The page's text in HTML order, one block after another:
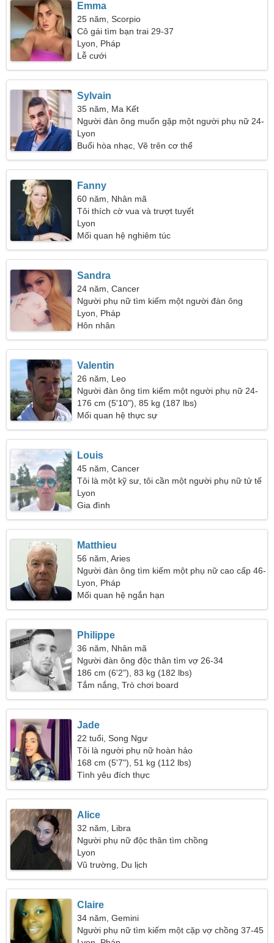
Emma
25 năm, Scorpio
Cô gái tìm bạn trai 29-37
Lyon, Pháp
Lễ cưới
Sylvain
35 năm, Ma Kết
Người đàn ông muốn gặp một người phụ nữ 24-
33
Lyon
Buổi hòa nhạc, Vẽ trên cơ thể
Fanny
60 năm, Nhân mã
Tôi thích cờ vua và trượt tuyết
Lyon
Mối quan hệ nghiêm túc
Sandra
24 năm, Cancer
Người phụ nữ tìm kiếm một người đàn ông
Lyon, Pháp
Hôn nhân
Valentin
26 năm, Leo
Người đàn ông tìm kiếm một người phụ nữ 24-
28
176 cm (5'10"), 85 kg (187 lbs)
Mối quan hệ thực sự
Louis
45 năm, Cancer
Tôi là một kỹ sư, tôi cần một người phụ nữ tử tế
Lyon
Gia đình
Matthieu
56 năm, Aries
Người đàn ông tìm kiếm một phụ nữ cao cấp 46-
51
Lyon, Pháp
Mối quan hệ ngắn hạn
Philippe
36 năm, Nhân mã
Người đàn ông độc thân tìm vợ 26-34
186 cm (6'2"), 83 kg (182 lbs)
Tắm nắng, Trò chơi board
Jade
22 tuổi, Song Ngư
Tôi là người phụ nữ hoàn hảo
168 cm (5'7"), 51 kg (112 lbs)
Tình yêu đích thực
Alice
32 năm, Libra
Người phụ nữ độc thân tìm chồng
Lyon
Vũ trường, Du lịch
Claire
34 năm, Gemini
Người phụ nữ tìm kiếm một cặp vợ chồng 37-45